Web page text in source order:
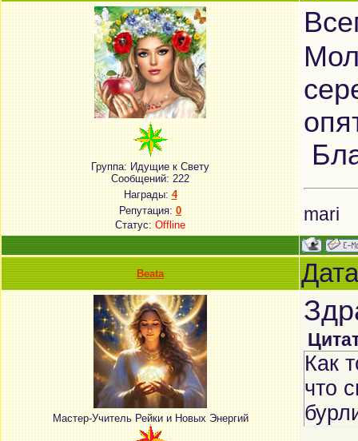
Группа: Идущие к Свету
Сообщений:222
Награды:4
Репутация:0
Статус:Offline
mari
Beata
Мастер-Учитель Рейки и Новых Энергий
Как
что